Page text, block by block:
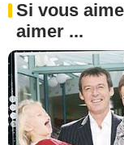
Si vous
aimer ...